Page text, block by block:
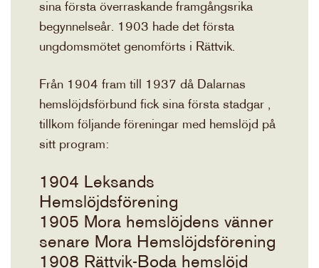
sina första överraskande framgångsrika
begynnelseår. 1903 hade det första
ungdomsmötet genomförts i Rättvik.
Från 1904 fram till 1937 då Dalarnas
hemslöjdsförbund fick sina första stadgar ,
tillkom följande föreningar med hemslöjd på
sitt program:
1904 Leksands
Hemslöjdsförening
1905 Mora hemslöjdens vänner
senare Mora Hemslöjdsförening
1908 Rättvik-Boda hemslöjd